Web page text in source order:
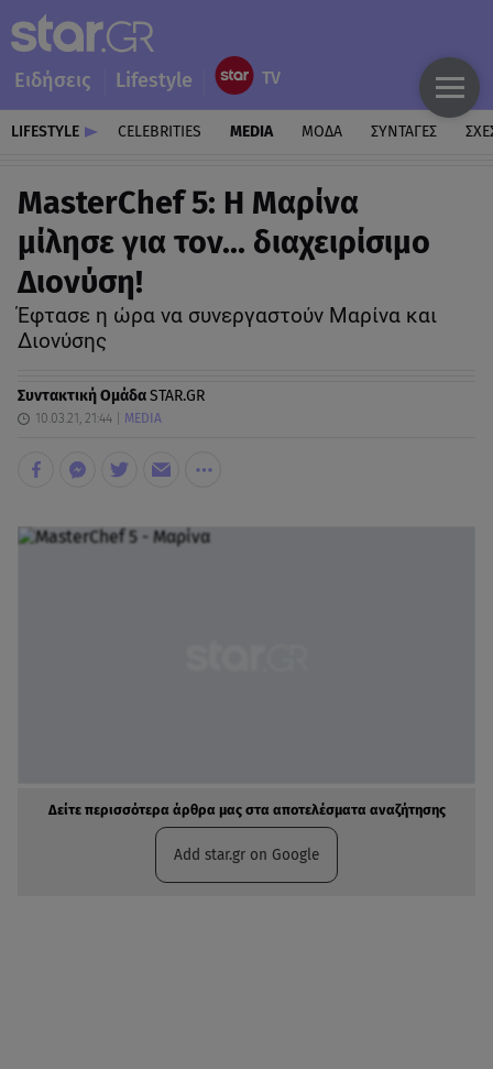
Ειδήσεις Lifestyle
LIFESTYLE CELEBRITIES MEDIA ΜΟΔΑ ΣΥΝΤΑΓΕΣ
MasterChef 5: Η Μαρίνα
μίλησε για τον… διαχειρίσιμο
Διονύση!
Έφτασε η ώρα να συνεργαστούν Μαρίνα και
Διονύσης
Συντακτική ΟμάδαSTAR.GR
10.03.21, 21:44 MEDIA
Δείτε περισσότερα άρθρα μας στα αποτελέσματα αναζήτησης
Add star.gr on Google